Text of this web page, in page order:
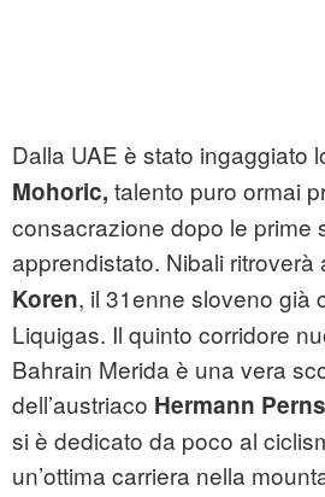
Dalla UAE è stato ingaggiato
Mohoric, talento puro ormai
consacrazione dopo le prime
apprendistato. Nibali ritroverà
Koren, il 31enne sloveno già
Liquigas. Il quinto corridore
Bahrain Merida è una vera
dell’austriaco Hermann
si è dedicato da poco al
un’ottima carriera nella